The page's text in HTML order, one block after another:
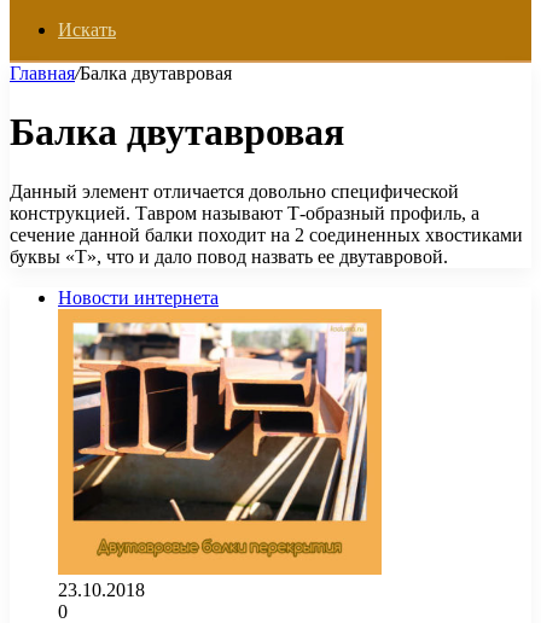
Искать
Главная/Балка двутавровая
Балка двутавровая
Данный элемент отличается довольно специфической
конструкцией. Тавром называют Т-образный профиль, а
сечение данной балки походит на 2 соединенных хвостиками
буквы «Т», что и дало повод назвать ее двутавровой.
Новости интернета
23.10.2018
0